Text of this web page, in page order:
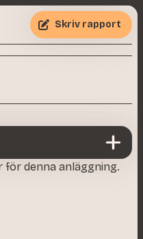
Skriv rapport
denna anläggning.